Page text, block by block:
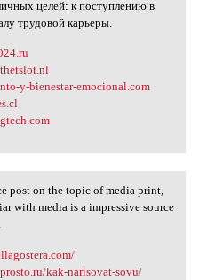
целей: к поступлению в
трудовой карьеры.
y-bienestar-emocional.com
post on
post on the topic of media print,
with media is a impressive source
kak-narisovat-sovu/